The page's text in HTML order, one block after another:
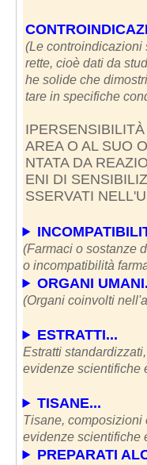
(Le controindicazioni
rette, cioè dati da
he solide che
tare in specifiche
AREA O AL SUO
NTATA DA
ENI DI
SSERVATI
(Farmaci o sostanze
o incompatibilità
ORGANI
(Organi coinvolti
ESTRATTI...
Estratti
evidenze scientifiche
TISANE...
Tisane, composizioni
evidenze scientifiche
PREPARATI